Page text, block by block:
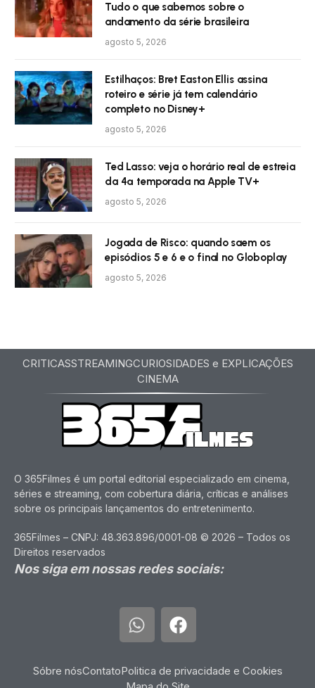
Tudo o que sabemos sobre o
andamento da série brasileira
agosto 5, 2026
Estilhaços: Bret Easton Ellis assina
roteiro e série já tem calendário
completo no Disney+
agosto 5, 2026
Ted Lasso: veja o horário real de estreia
da 4ª temporada na Apple TV+
agosto 5, 2026
Jogada de Risco: quando saem os
episódios 5 e 6 e o final no Globoplay
agosto 5, 2026
CRITICASSTREAMINGCURIOSIDADES e EXPLICAÇÕES
CINEMA
O 365Filmes é um portal editorial especializado em cinema,
séries e streaming, com cobertura diária, críticas e análises
sobre os principais lançamentos do entretenimento.
365Filmes – CNPJ: 48.363.896/0001-08 © 2026 – Todos os
Direitos reservados
Nos siga em nossas redes sociais:
Sóbre nósContatoPolitica de privacidade e Cookies